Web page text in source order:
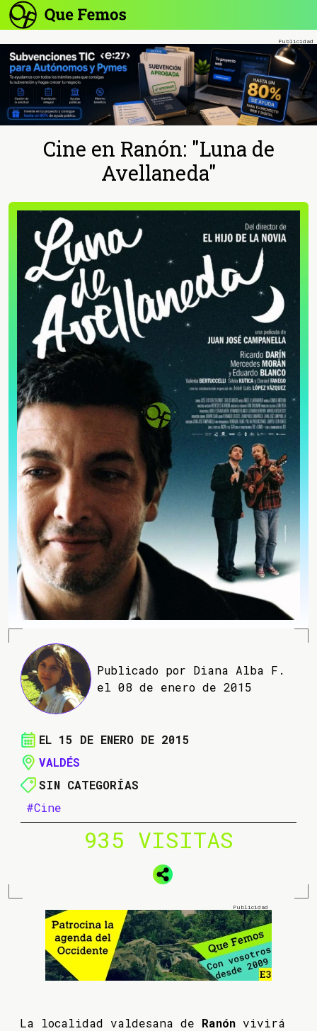
Cine en Ranón: "Luna de
Avellaneda"
Publicado por Diana Alba F.
el 08 de enero de 2015
EL 15 DE ENERO DE 2015
VALDÉS
SIN CATEGORÍAS
#Cine
935 VISITAS
La localidad valdesana de Ranón vivirá